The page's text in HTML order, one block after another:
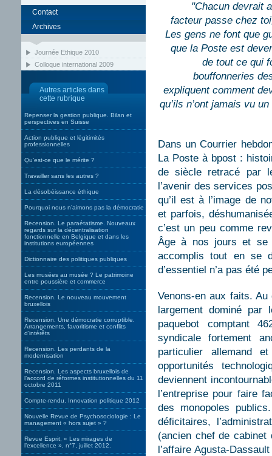
Contact
Archives
Journée Ethique 2010
Colloque international 2009
Autres articles dans
cette rubrique
Repenser la gestion publique. Bilan et
perspectives en Suisse
Action publique et légitimités
professionnelles
Qu’est-ce que le mérite ?
Travailler sans les autres ?
La désobéissance éthique
Pourquoi nous n’aimons pas la démocratie
Recension. Le paraétatisme. Nouveaux
regards sur la décentralisation
fonctionnelle en Belgique et dans les
institutions européennes
Dictionnaire des politiques publiques
Les musées au musée ? Le patrimoine
entre poussière et commerce
Recension. Le nouveau mouvement
bruxellois
Recension. Une démocratie corruptible.
Arrangements, favoritisme et conflits
d’intérêts
Recension. Les perdants de la
modernisation
Recension. Les aspects bruxellois de
l’accord de réformes institutionnelles du 11
octobre 2011
Compte-rendu. Innovation politique 2012
Nouvelle Revue de Psychosociologie : Le
management « hors sujet » ?
Revue Esprit, « Les mirages de
l’excellence », n°7, juillet 2012.
"Chacun devrait
facteur passe chez
Les gens ne font que
que la Poste est
de tout ce qui
bouffonneries
expliquent comment
qu’ils n’ont jamais vu
Dans un Courrier
La Poste à bpost :
de siècle retracé par
l’avenir des services
qu’il est à l’image de
et parfois,
c’est un peu comme
Âge à nos jours et se
accomplis tout en se
d’essentiel n’a pas été
Venons-en aux faits.
largement dominé
paquebot comptant
syndicale fortement
particulier allemand
opportunités
deviennent
l’entreprise pour faire
des monopoles
déficitaires,
(ancien chef de
l’affaire Agusta-